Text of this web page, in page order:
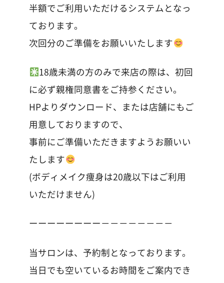
半額でご利用いただけるシステムとなっ
ております。
次回分のご準備をお願いいたします
18歳未満の方のみで来店の際は、初回
に必ず親権同意書をご持参ください。
HPよりダウンロード、または店舗にもご
用意しておりますので、
事前にご準備いただきますようお願いい
たします
(ボディメイク痩身は20歳以下はご利用
いただけません)
ーーーーーーーー－－－－－－－－
当サロンは、予約制となっております。
当日でも空いているお時間をご案内でき